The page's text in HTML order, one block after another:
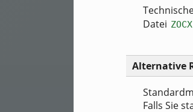
Datei
Alternative
Falls Sie